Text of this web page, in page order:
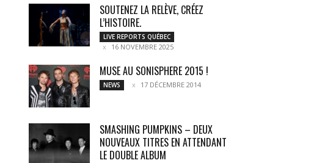
SOUTENEZ LA RELÈVE, CRÉEZ
L’HISTOIRE.
LIVE REPORTS QUÉBEC
16 NOVEMBRE 2025
MUSE AU SONISPHERE 2015 !
NEWS 17 DÉCEMBRE 2014
SMASHING PUMPKINS – DEUX
NOUVEAUX TITRES EN ATTENDANT
LE DOUBLE ALBUM